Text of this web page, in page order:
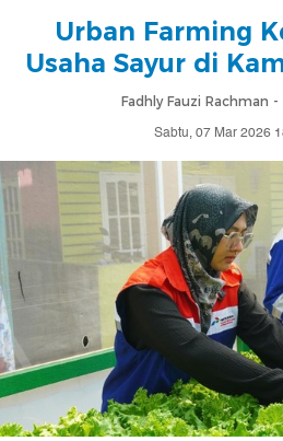
Urban Farming
Usaha Sayur di
Fadhly Fauzi Rachman -
Sabtu, 07 Mar 2026